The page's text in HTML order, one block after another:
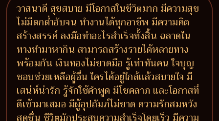
วาสนาดี สุขสบาย มีโอกาสในชีวิตมาก มีความสุข
ไม่มีตกต่ำอับจน ทำงานได้ทุกอาชีพ มีความคิด
สร้างสรรค์ ลงมือทำอะไรสำเร็จทั้งสิ้น ฉลาดใน
ทางทำมาหากิน สามารถสร้างรายได้หลายทาง
พร้อมกัน เงินทองไม่ขาดมือ รู้เท่าทันคน ใจบุญ
ชอบช่วยเหลือผู้อื่น ใครได้อยู่ใกล้แล้วสบายใจ มี
เสน่ห์น่ารัก รู้จักใช้คำพูด มีโชคลาภ และโอกาสที่
ดีเข้ามาเสมอ มีผู้อุปถัมภ์ไม่ขาด ความรักสมหวัง